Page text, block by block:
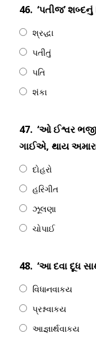
46. ‘પતીજ’
શ્રદ્ધા
પતીતું
પતિ
શંકા
47. ‘ઓ ઈશ્વર
ગાઈએ, થાય
દોહરો
હરિગીત
ઝૂલણા
ચોપાઈ
48. ‘આ દવા દૂધ
વિધાનવાકય
પ્રશ્નવાકય
આજ્ઞાર્થવાકય